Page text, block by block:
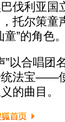
伐利亚国
托尔策童
童”的角色
合唱团
统法宝——
的曲目。